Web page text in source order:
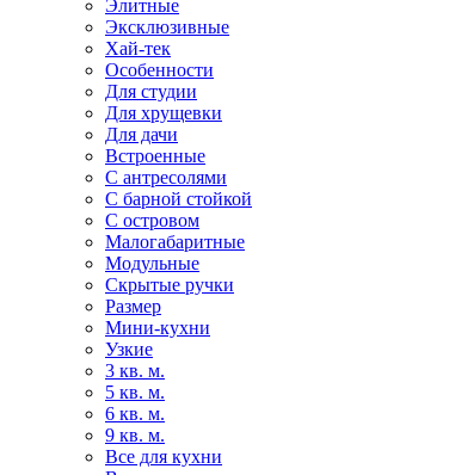
Элитные
Эксклюзивные
Хай-тек
Особенности
Для студии
Для хрущевки
Для дачи
Встроенные
С антресолями
С барной стойкой
С островом
Малогабаритные
Модульные
Скрытые ручки
Размер
Мини-кухни
Узкие
3 кв. м.
5 кв. м.
6 кв. м.
9 кв. м.
Все для кухни